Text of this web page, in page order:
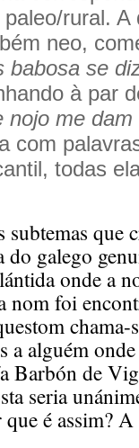
rural.
neo,
babosa se
à par
nojo me
com
todas
subtemas que
do galego
onde a
nom foi
a alguém
Barbón de
seria
é assim?